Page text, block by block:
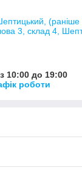
3, склад 4,
10:00 до 19:00
роботи